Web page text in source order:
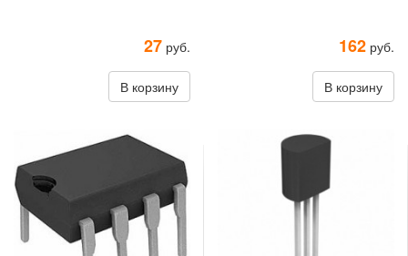
27 руб.
В корзину
162 руб.
В корзину